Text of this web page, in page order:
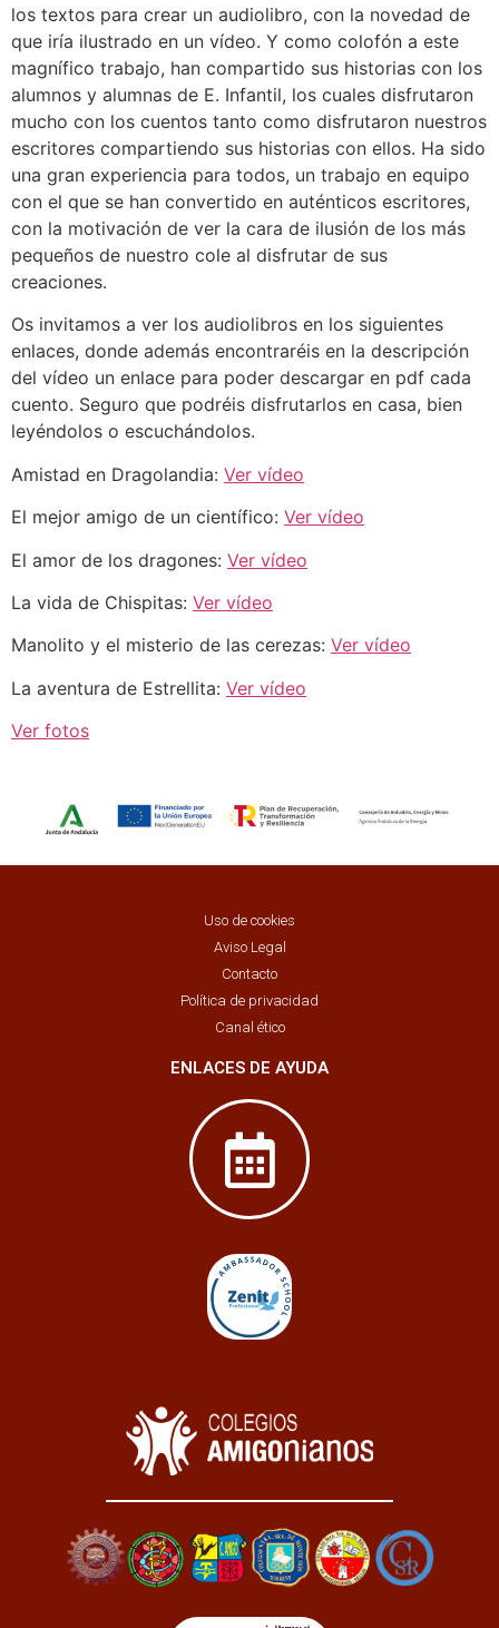
los textos para crear un audiolibro, con la novedad de
que iría ilustrado en un vídeo. Y como colofón a este
magnífico trabajo, han compartido sus historias con los
alumnos y alumnas de E. Infantil, los cuales disfrutaron
mucho con los cuentos tanto como disfrutaron nuestros
escritores compartiendo sus historias con ellos. Ha sido
una gran experiencia para todos, un trabajo en equipo
con el que se han convertido en auténticos escritores,
con la motivación de ver la cara de ilusión de los más
pequeños de nuestro cole al disfrutar de sus
creaciones.
Os invitamos a ver los audiolibros en los siguientes
enlaces, donde además encontraréis en la descripción
del vídeo un enlace para poder descargar en pdf cada
cuento. Seguro que podréis disfrutarlos en casa, bien
leyéndolos o escuchándolos.
Amistad en Dragolandia: Ver vídeo
El mejor amigo de un científico: Ver vídeo
El amor de los dragones: Ver vídeo
La vida de Chispitas: Ver vídeo
Manolito y el misterio de las cerezas: Ver vídeo
La aventura de Estrellita: Ver vídeo
Ver fotos
Uso de cookies
Aviso Legal
Contacto
Política de privacidad
Canal ético
ENLACES DE AYUDA